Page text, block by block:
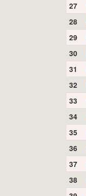
27
28
29
30
31
32
33
34
35
36
37
38